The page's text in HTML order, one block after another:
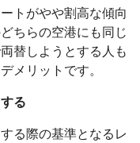
トがやや割高な傾向
ちらの空港にも同じ
替しようとする人も
メリットです。
る
る際の基準となるレ